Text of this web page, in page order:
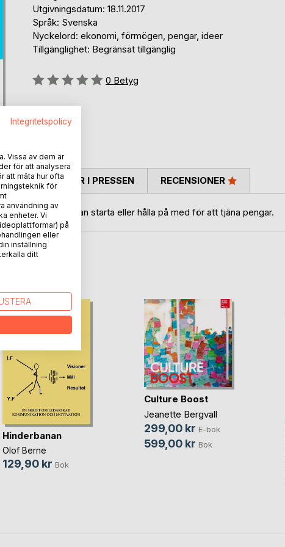
Utgivningsdatum: 18.11.2017
Språk: Svenska
Nyckelord: ekonomi, förmögen, pengar, ideer
Tillgänglighet: Begränsat tillgänglig
Betyg::
0 Betyg
och vad man kan starta eller hålla på med för att tjäna pengar.
KOMMENTARER I PRESSEN RECENSIONER
Hinderbanan
Olof Berne
129,90 kr Bok
Culture Boost
Jeanette Bergvall
299,00 kr E-bok
599,00 kr Bok
Integritetspolicy
Vissa av dem är
för att analysera
att mäta hur ofta
för
användning av
enheter. Vi
på
eller
inställning
ditt